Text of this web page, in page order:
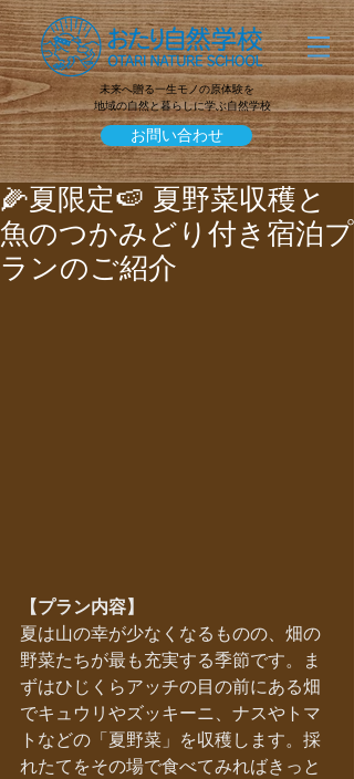
未来へ贈る一生モノの原体験を
地域の自然と暮らしに学ぶ自然学校
お問い合わせ
🌽夏限定🍉 夏野菜収穫と
魚のつかみどり付き宿泊プ
ランのご紹介
【プラン内容】
夏は山の幸が少なくなるものの、畑の
野菜たちが最も充実する季節です。ま
ずはひじくらアッチの目の前にある畑
でキュウリやズッキーニ、ナスやトマ
トなどの「夏野菜」を収穫します。採
れたてをその場で食べてみればきっと